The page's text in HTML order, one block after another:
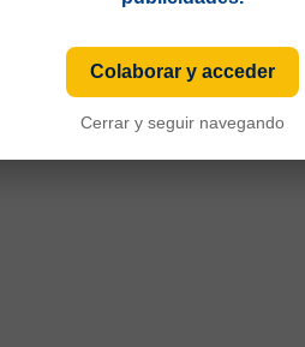
Colaborar y acceder
Cerrar y seguir navegando